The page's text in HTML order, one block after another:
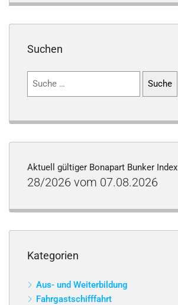
Suchen
Suchen
Aktuell gültiger Bonapart Bunker Index
28/2026 vom 07.08.2026
Kategorien
Aus- und Weiterbildung
Fahrgastschifffahrt